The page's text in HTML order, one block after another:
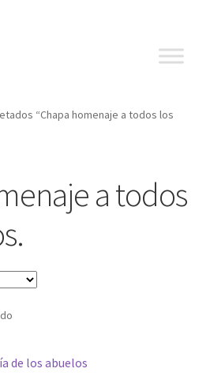
“Chapa homenaje a todos los
a todos